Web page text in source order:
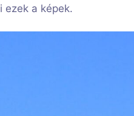
ezek a képek.